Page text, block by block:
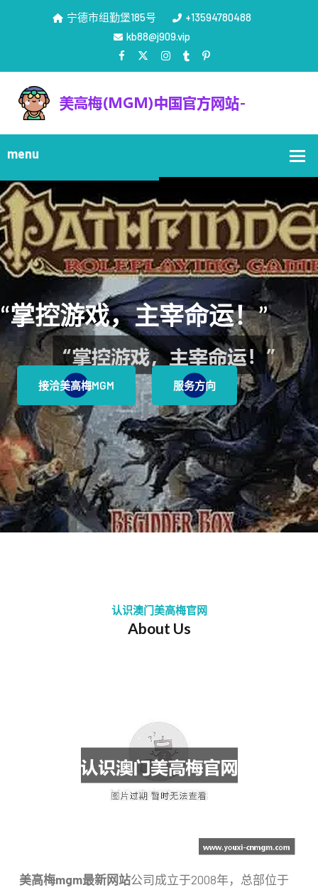
宁德市组勤堡185号
+13594780488
kb88@j909.vip
“掌控游戏，主宰命运！”
接洽美高梅MGM 服务方向
认识澳门美高梅官网
About Us
美高梅mgm最新网站公司成立于2008年，总部位于